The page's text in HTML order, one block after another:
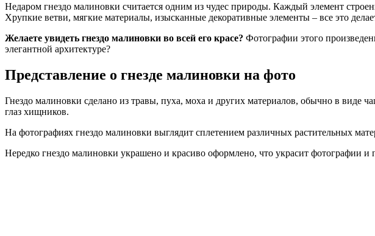
Недаром гнездо малиновки считается одним из чудес природы. Каждый элемент
Хрупкие ветви, мягкие материалы, изысканные декоративные элементы – все это
Желаете увидеть гнездо малиновки во всей его красе? Фотографии этого
элегантной архитектуре?
Представление о гнезде малиновки на фото
Гнездо малиновки сделано из травы, пуха, моха и других материалов, обычно в виде
глаз хищников.
На фотографиях гнездо малиновки выглядит сплетением различных растительных
Нередко гнездо малиновки украшено и красиво оформлено, что украсит фотографии